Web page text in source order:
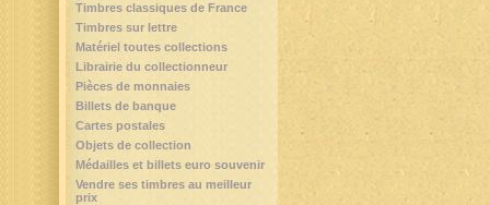
Timbres classiques de France
Timbres sur lettre
Matériel toutes collections
Librairie du collectionneur
Pièces de monnaies
Billets de banque
Cartes postales
Objets de collection
Médailles et billets euro souvenir
Vendre ses timbres au meilleur
prix